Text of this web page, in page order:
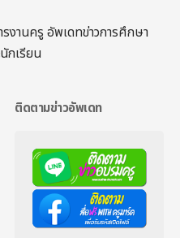
งานครู อัพเดทข่าวการศึกษา
กเรียน
ติดตามข่าวอัพเดท